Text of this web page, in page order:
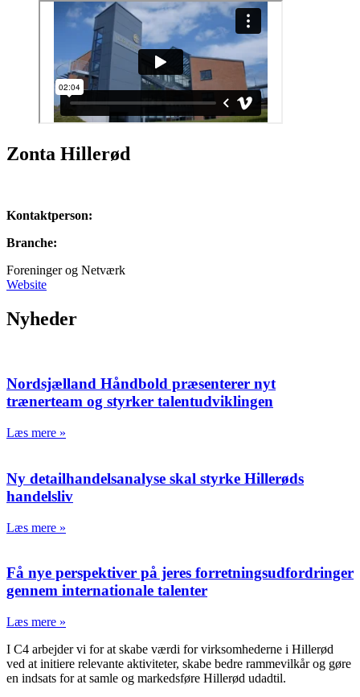
Zonta Hillerød
Kontaktperson:
Branche:
Foreninger og Netværk
Website
Nyheder
Nordsjælland Håndbold præsenterer nyt
trænerteam og styrker talentudviklingen
Læs mere »
Ny detailhandelsanalyse skal styrke Hillerøds
handelsliv
Læs mere »
Få nye perspektiver på jeres forretningsudfordringer
gennem internationale talenter
Læs mere »
I C4 arbejder vi for at skabe værdi for virksomhederne i Hillerød
ved at initiere relevante aktiviteter, skabe bedre rammevilkår og gøre
en indsats for at samle og markedsføre Hillerød udadtil.